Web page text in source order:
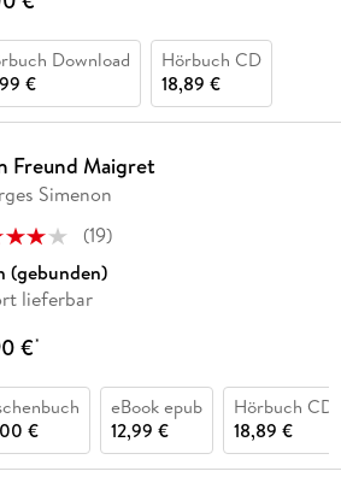
Download
€
Hörbuch CD
18,89 €
Freund Maigret
Simenon
(19)
(gebunden)
lieferbar
€*
€
eBook epub
12,99 €
Hörbuch CD
18,89 €